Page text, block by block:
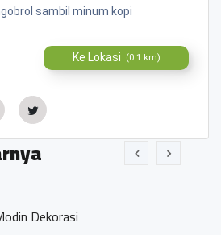
sambil minum kopi
Ke Lokasi (0.1 km)
Dekorasi